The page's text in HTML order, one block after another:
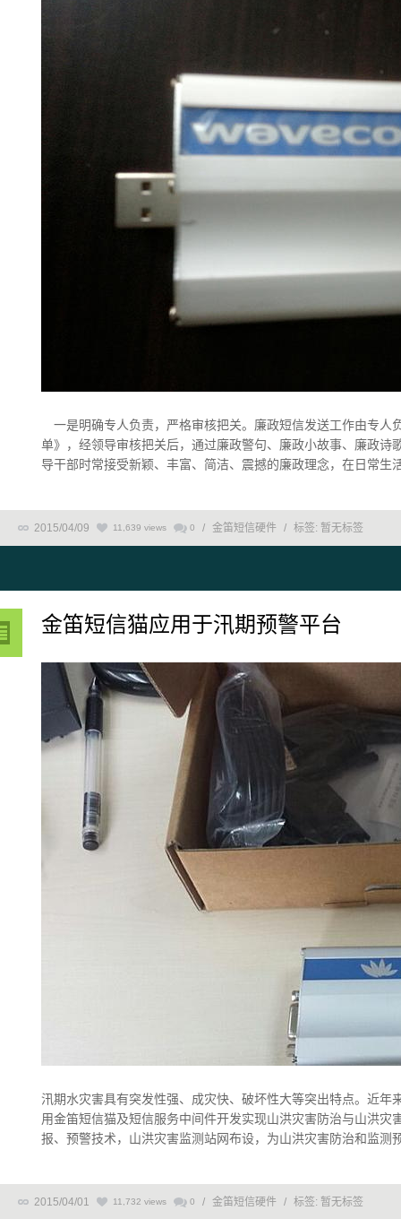
一是明确专人负责，严格审核把关。廉政短信发送工作由专人
单》，经领导审核把关后，通过廉政警句、廉政小故事、廉政
导干部时常接受新颖、丰富、简洁、震撼的廉政理念，在日
2015/04/09 11,639 views 0 / 金笛短信硬件 / 标签: 暂无标签
金笛短信猫应用于汛期预警平台
汛期水灾害具有突发性强、成灾快、破坏性大等突出特点。近
用金笛短信猫及短信服务中间件开发实现山洪灾害防治与山洪
报、预警技术，山洪灾害监测站网布设，为山洪灾害防治和监测
2015/04/01 11,732 views 0 / 金笛短信硬件 / 标签: 暂无标签